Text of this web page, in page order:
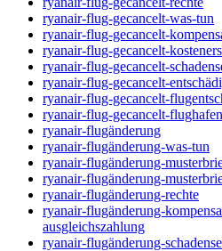
ryanair-flug-gecancelt-was-tun
ryanair-flug-gecancelt-
ryanair-flug-gecancelt-
ryanair-flug-gecancelt-
ryanair-flug-gecancelt-
ryanair-flug-gecancelt-
ryanair-flug-gecancelt-flughafen
ryanair-flugänderung
ryanair-flugänderung-was-tun
ryanair-flugänderung-
ryanair-flugänderung-
ryanair-flugänderung-rechte
ryanair-flugänderung-
ausgleichszahlung
ryanair-flugänderung-